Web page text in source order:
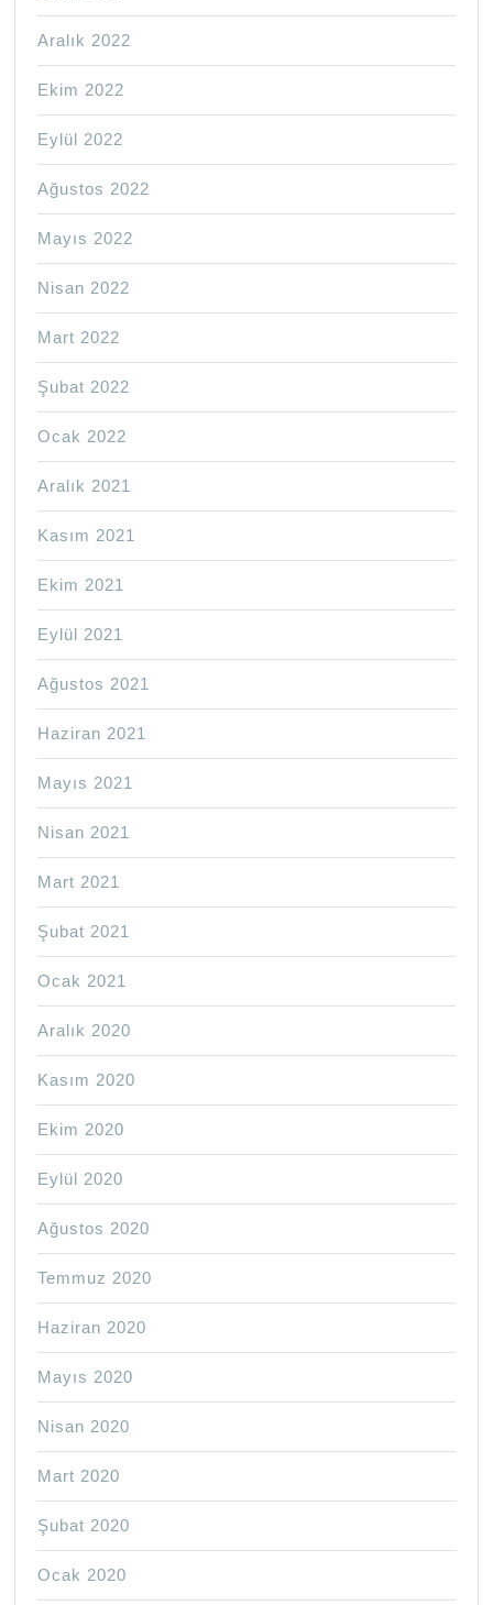
Aralık 2022
Ekim 2022
Eylül 2022
Ağustos 2022
Mayıs 2022
Nisan 2022
Mart 2022
Şubat 2022
Ocak 2022
Aralık 2021
Kasım 2021
Ekim 2021
Eylül 2021
Ağustos 2021
Haziran 2021
Mayıs 2021
Nisan 2021
Mart 2021
Şubat 2021
Ocak 2021
Aralık 2020
Kasım 2020
Ekim 2020
Eylül 2020
Ağustos 2020
Temmuz 2020
Haziran 2020
Mayıs 2020
Nisan 2020
Mart 2020
Şubat 2020
Ocak 2020